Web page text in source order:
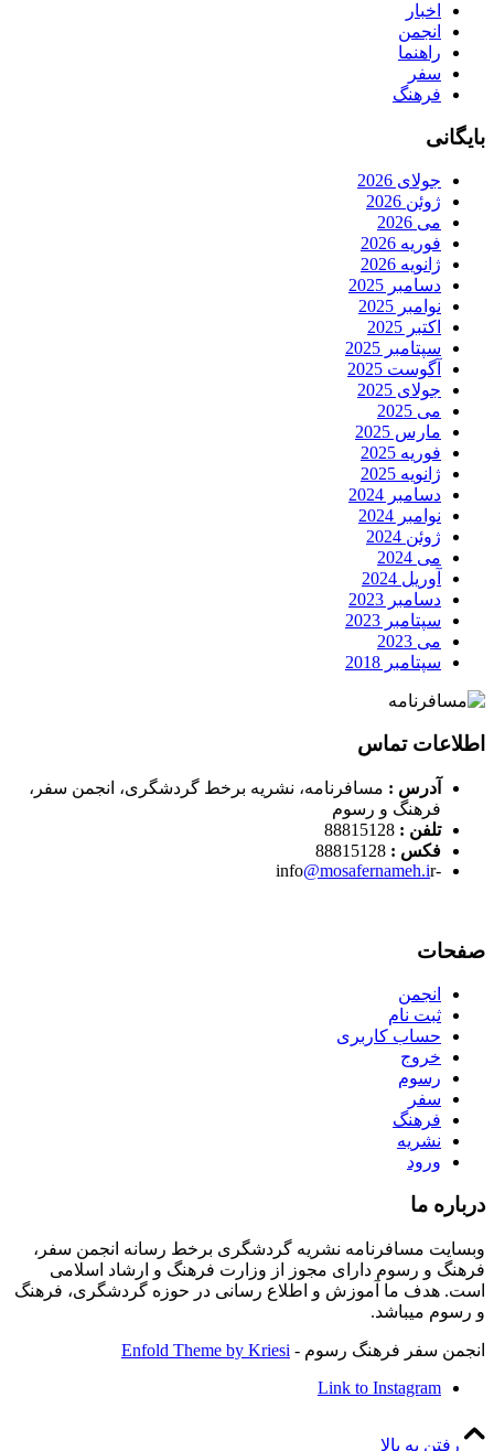
اخبار
انجمن
راهنما
سفر
فرهنگ
بایگانی
جولای 2026
ژوئن 2026
می 2026
فوریه 2026
ژانویه 2026
دسامبر 2025
نوامبر 2025
اکتبر 2025
سپتامبر 2025
آگوست 2025
جولای 2025
می 2025
مارس 2025
فوریه 2025
ژانویه 2025
دسامبر 2024
نوامبر 2024
ژوئن 2024
می 2024
آوریل 2024
دسامبر 2023
سپتامبر 2023
می 2023
سپتامبر 2018
اطلاعات تماس
آدرس : مسافرنامه، نشریه برخط گردشگری، انجمن سفر،
فرهنگ و رسوم
تلفن :
فکس :
-info
@mosafernameh.ir
صفحات
انجمن
ثبت نام
حساب کاربری
خروج
رسوم
سفر
فرهنگ
نشریه
ورود
درباره ما
وبسایت مسافرنامه نشریه گردشگری برخط رسانه انجمن سفر،
فرهنگ و رسوم دارای مجوز از وزارت فرهنگ و ارشاد اسلامی
است. هدف ما آموزش و اطلاع رسانی در حوزه گردشگری، فرهنگ
و رسوم میباشد.
انجمن سفر فرهنگ رسوم - Enfold Theme by Kriesi
Link to Instagram
رفتن به بالا